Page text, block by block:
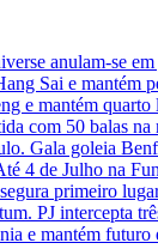
anulam-se
Sai e mantém
e mantém quarto
com 50 balas na
Gala goleia
4 de Julho na
primeiro
PJ intercepta
e mantém futuro